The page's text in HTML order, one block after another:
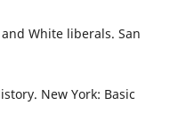
and White liberals. San
New York: Basic